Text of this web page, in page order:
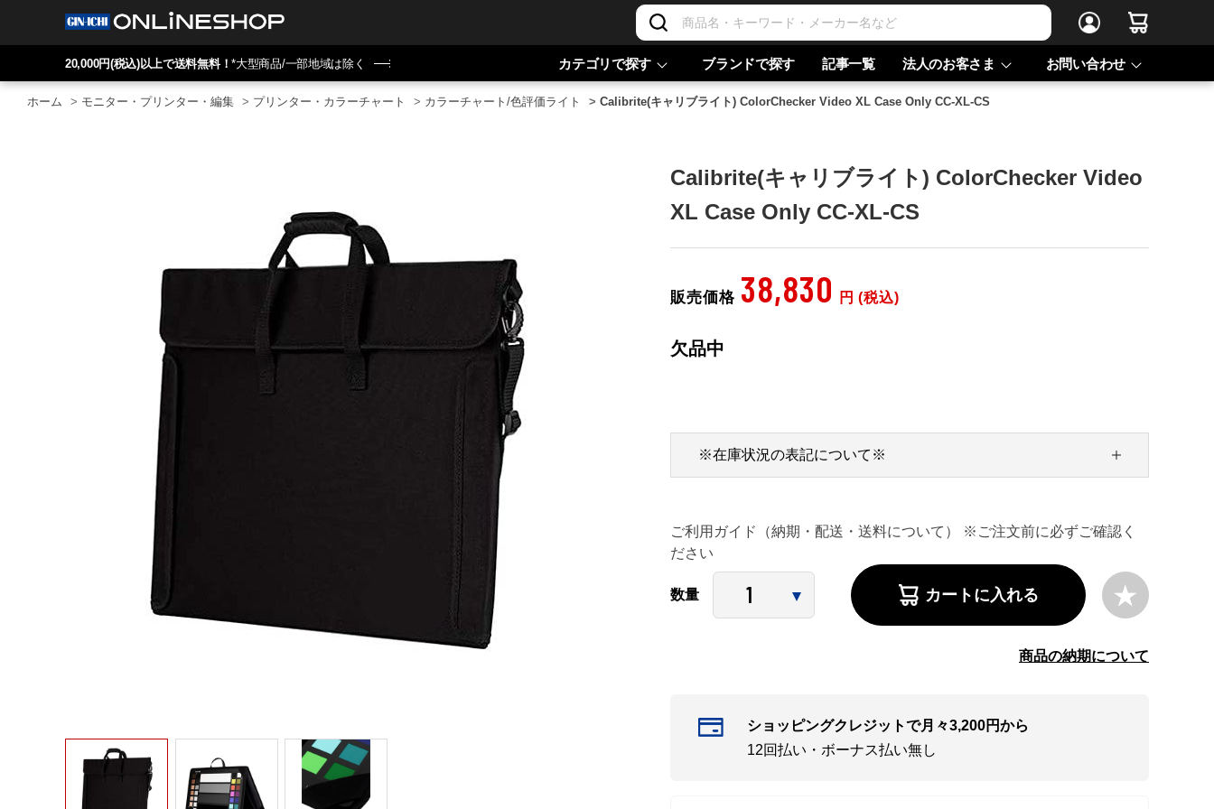
20,000円(税込)以上で送料無料！*大型商品/一部地域は除く カテゴリで探す ブランドで探す 記事一覧 法人のお客さま お問い合わせ
ホーム > モニター・プリンター・編集 > プリンター・カラーチャート > カラーチャート/色評価ライト > Calibrite(キャリブライト) ColorChecker Video XL Case Only CC-XL-CS
Calibrite(キャリブライト) ColorChecker Video
XL Case Only CC-XL-CS
販売価格 38,830 円 (税込)
欠品中
ご利用ガイド（納期・配送・送料について） ※ご注文前に必ずご確認く
ださい
※在庫状況の表記について※
数量 カートに入れる
商品の納期について
ショッピングクレジットで月々3,200円から
12回払い・ボーナス払い無し